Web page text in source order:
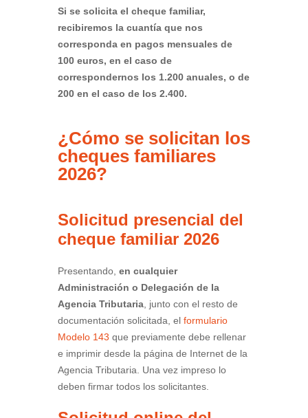
Si se solicita el cheque familiar,
recibiremos la cuantía que nos
corresponda en pagos mensuales de
100 euros, en el caso de
correspondernos los 1.200 anuales, o de
200 en el caso de los 2.400.
¿Cómo se solicitan los
cheques familiares
2026?
Solicitud presencial del
cheque familiar 2026
Presentando, en cualquier
Administración o Delegación de la
Agencia Tributaria , junto con el resto de
documentación solicitada, el formulario
Modelo 143 que previamente debe rellenar
e imprimir desde la página de Internet de la
Agencia Tributaria. Una vez impreso lo
deben firmar todos los solicitantes.